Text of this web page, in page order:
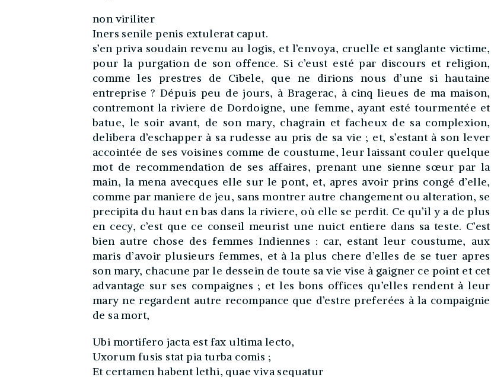
non viriliter
Iners senile penis extulerat caput.
s’en priva soudain revenu au logis, et l’envoya, cruelle et sanglante victime,
pour la purgation de son offence. Si c’eust esté par discours et religion,
comme les prestres de Cibele, que ne dirions nous d’une si hautaine
entreprise ? Dépuis peu de jours, à Bragerac, à cinq lieues de ma maison,
contremont la riviere de Dordoigne, une femme, ayant esté tourmentée et
batue, le soir avant, de son mary, chagrain et facheux de sa complexion,
delibera d’eschapper à sa rudesse au pris de sa vie ; et, s’estant à son lever
accointée de ses voisines comme de coustume, leur laissant couler quelque
mot de recommendation de ses affaires, prenant une sienne sœur par la
main, la mena avecques elle sur le pont, et, apres avoir prins congé d’elle,
comme par maniere de jeu, sans montrer autre changement ou alteration, se
precipita du haut en bas dans la riviere, où elle se perdit. Ce qu’il y a de plus
en cecy, c’est que ce conseil meurist une nuict entiere dans sa teste. C’est
bien autre chose des femmes Indiennes : car, estant leur coustume, aux
maris d’avoir plusieurs femmes, et à la plus chere d’elles de se tuer apres
son mary, chacune par le dessein de toute sa vie vise à gaigner ce point et cet
advantage sur ses compaignes ; et les bons offices qu’elles rendent à leur
mary ne regardent autre recompance que d’estre preferées à la compaignie
de sa mort,
Ubi mortifero jacta est fax ultima lecto,
Uxorum fusis stat pia turba comis ;
Et certamen habent lethi, quae viva sequatur